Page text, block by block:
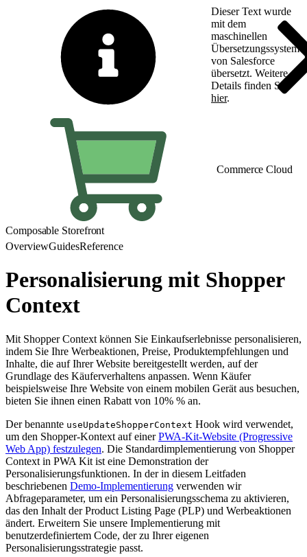
Dieser Text wurde
mit dem
maschinellen
Übersetzungssystem
von Salesforce
übersetzt. Weitere
Details finden Sie
hier.
Commerce Cloud
Composable Storefront
OverviewGuidesReference
Personalisierung mit Shopper
Context
Mit Shopper Context können Sie Einkaufserlebnisse personalisieren,
indem Sie Ihre Werbeaktionen, Preise, Produktempfehlungen und
Inhalte, die auf Ihrer Website bereitgestellt werden, auf der
Grundlage des Käuferverhaltens anpassen. Wenn Käufer
beispielsweise Ihre Website von einem mobilen Gerät aus besuchen,
bieten Sie ihnen einen Rabatt von 10% % an.
Der benannte useUpdateShopperContext Hook wird verwendet,
um den Shopper-Kontext auf einerPWA-Kit-Website (Progressive
Web App) festzulegen. Die Standardimplementierung von Shopper
Context in PWA Kit ist eine Demonstration der
Personalisierungsfunktionen. In der in diesem Leitfaden
beschriebenen Demo-Implementierung verwenden wir
Abfrageparameter, um ein Personalisierungsschema zu aktivieren,
das den Inhalt der Product Listing Page (PLP) und Werbeaktionen
ändert. Erweitern Sie unsere Implementierung mit
benutzerdefiniertem Code, der zu Ihrer eigenen
Personalisierungsstrategie passt.